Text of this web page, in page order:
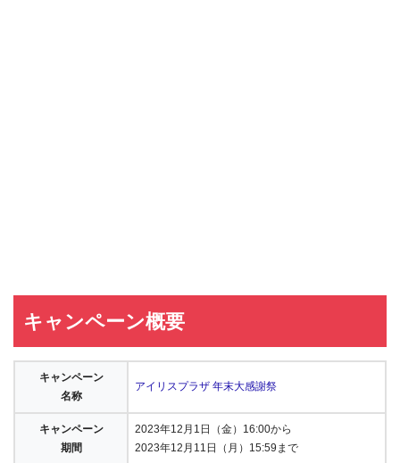
キャンペーン概要
キャンペーン
名称
アイリスプラザ 年末大感謝祭
キャンペーン
期間
2023年12月1日（金）16:00から
2023年12月11日（月）15:59まで